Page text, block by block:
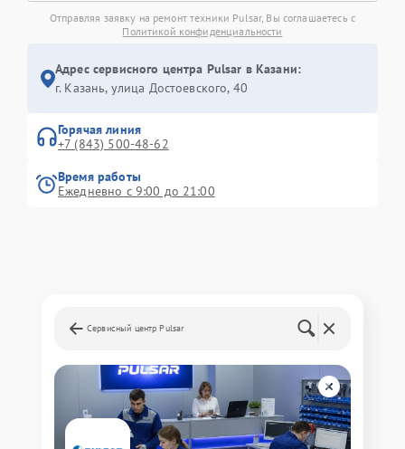
Отправляя заявку на ремонт техники Pulsar, Вы соглашаетесь с
Политикой конфиденциальности
Адрес сервисного центра Pulsar в Казани:
г. Казань, улица Достоевского, 40
Горячая линия
+7 (843) 500-48-62
Время работы
Ежедневно с 9:00 до 21:00
Сервисный центр Pulsar